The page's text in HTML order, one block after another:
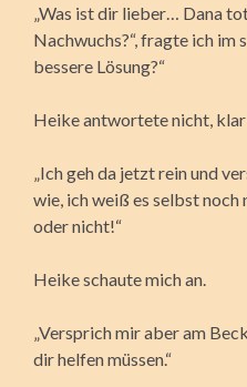
„Was ist dir lieber… Dana
Nachwuchs?“, fragte ich im
bessere Lösung?“
Heike antwortete nicht, klar
„Ich geh da jetzt rein und
wie, ich weiß es selbst noch
oder nicht!“
Heike schaute mich an.
„Versprich mir aber am
dir helfen müssen.“